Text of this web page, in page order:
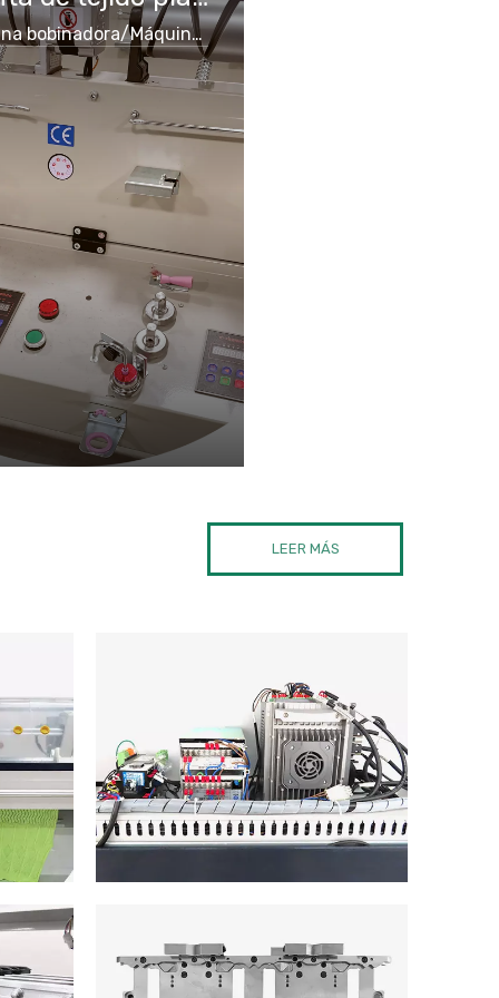
Máquina bobinadora/Máquina enlazadora de diales/Máquina de tapetas/
LEER MÁS